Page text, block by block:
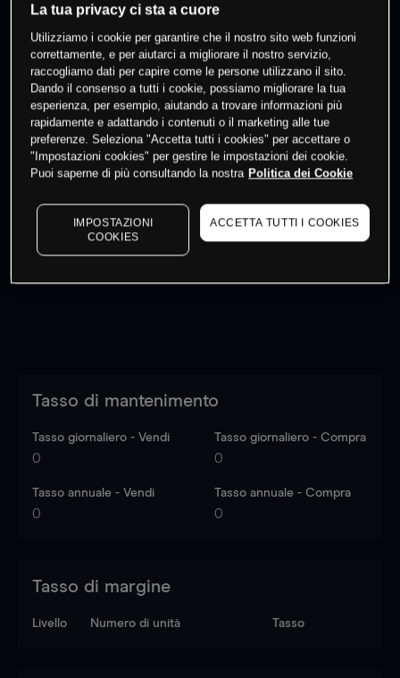
% dei clienti hanno posizioni
questo prodotto
Fai trading
I prezzi sono solo indicativi. Accediper vedere gli ultimi
dati di mercato
to see latest market data
Tasso di mantenimento
Tasso giornaliero - Vendi
0
Tasso giornaliero - Compra
0
Tasso annuale - Vendi
0
Tasso annuale - Compra
0
Tasso di margine
Livello Numero di unità Tasso
La tua privacy ci sta a cuore
Utilizziamo i cookie per garantire che il nostro sito web funzioni
correttamente, e per aiutarci a migliorare il nostro servizio,
raccogliamo dati per capire come le persone utilizzano il sito.
Dando il consenso a tutti i cookie, possiamo migliorare la tua
esperienza, per esempio, aiutando a trovare informazioni più
rapidamente e adattando i contenuti o il marketing alle tue
preferenze. Seleziona "Accetta tutti i cookies" per accettare o
"Impostazioni cookies" per gestire le impostazioni dei cookie.
Puoi saperne di più consultando la nostra Politica dei Cookie
IMPOSTAZIONI
COOKIES
ACCETTA TUTTI I COOKIES